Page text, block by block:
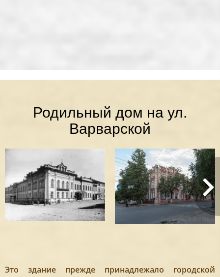
Родильный дом на ул.
Варварской
Это здание прежде принадлежало городской